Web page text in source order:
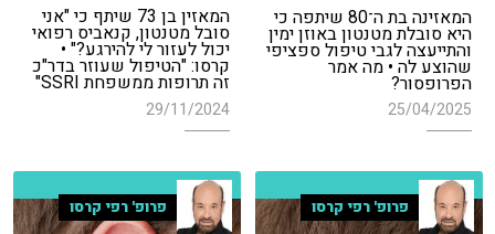
המאזינה בת ה־80 שיתפה כי
היא סובלת מטנטון באוזן ימין
והתייעצה לגבי טיפול ספציפי
שהוצע לה • מה אמר
הפרופסור?
25/04/2025
המאזין בן 73 שיתף כי "אני
סובל מטנטון, קנאביס רפואי
יכול לעזור לי להירגע?" •
קרסו: "הטיפול שעוזר בדר"כ
זה תרופות ממשפחת SSRI"
29/11/2024
פרופ' רפי קרסו פרופ' רפי קרסו